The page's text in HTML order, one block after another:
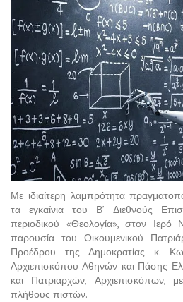
Με ιδιαίτερη λαμπρότητα
τα εγκαίνια του Β’ Διεθνούς
περιοδικού «Θεολογία», στον
παρουσία του Οικουμενικού
Προέδρου της Δημοκρατίας κ.
Αρχιεπισκόπου Αθηνών και Πάσης
και Πατριαρχών, Αρχιεπισκόπων,
πλήθους πιστών.